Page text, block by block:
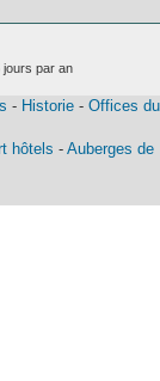
jours par an
- Historie - Offices du
hôtels - Auberges de